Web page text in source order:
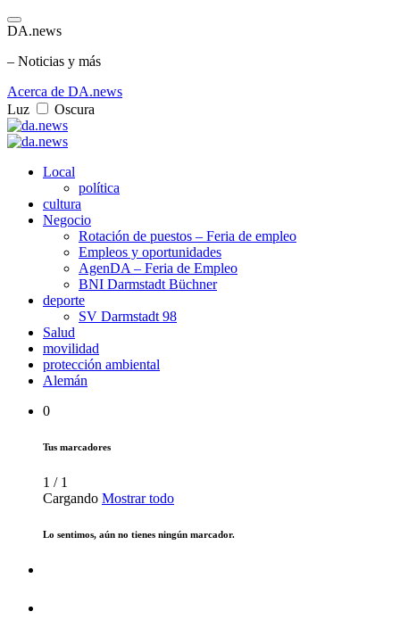
DA.news
– Noticias y más
Acerca de DA.news
Luz
Oscura
Local
política
cultura
Negocio
Rotación de puestos – Feria de empleo
Empleos y oportunidades
AgenDA – Feria de Empleo
BNI Darmstadt Büchner
deporte
SV Darmstadt 98
Salud
movilidad
protección ambiental
Alemán
0
Tus marcadores
1 / 1
Cargando Mostrar todo
Lo sentimos, aún no tienes ningún marcador.